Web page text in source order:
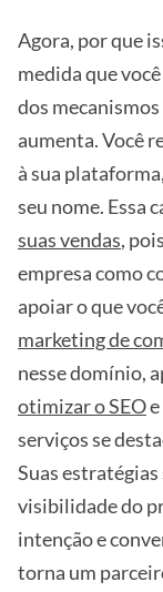
Agora, por que
medida que
dos
aumenta. Você
à sua
seu nome. Essa
suas vendas,
empresa como
apoiar o que
marketing de
nesse domínio,
otimizar o SEO
serviços se
Suas
visibilidade do
intenção e
torna um